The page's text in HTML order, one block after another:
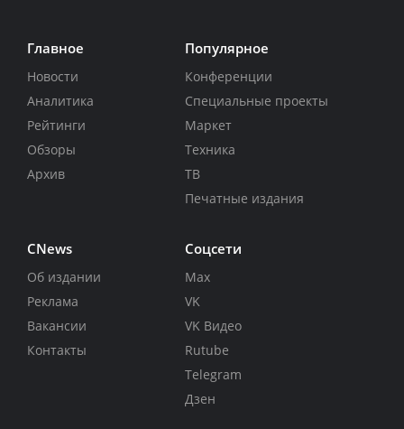
Главное
Новости
Аналитика
Рейтинги
Обзоры
Архив
Популярное
Конференции
Специальные проекты
Маркет
Техника
ТВ
Печатные издания
CNews
Об издании
Реклама
Вакансии
Контакты
Соцсети
Max
VK
VK Видео
Rutube
Telegram
Дзен